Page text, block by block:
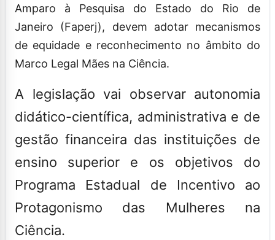
Amparo à Pesquisa do Estado do Rio de
Janeiro (Faperj), devem adotar mecanismos
de equidade e reconhecimento no âmbito do
Marco Legal Mães na Ciência.
A legislação vai observar autonomia
didático-científica, administrativa e de
gestão financeira das instituições de
ensino superior e os objetivos do
Programa Estadual de Incentivo ao
Protagonismo das Mulheres na
Ciência.